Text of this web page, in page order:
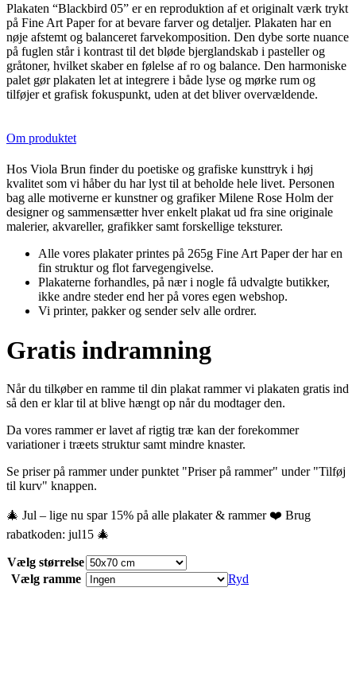
Plakaten “Blackbird 05” er en reproduktion af et originalt værk trykt
på Fine Art Paper for at bevare farver og detaljer. Plakaten har en
nøje afstemt og balanceret farvekomposition. Den dybe sorte nuance
på fuglen står i kontrast til det bløde bjerglandskab i pasteller og
gråtoner, hvilket skaber en følelse af ro og balance. Den harmoniske
palet gør plakaten let at integrere i både lyse og mørke rum og
tilføjer et grafisk fokuspunkt, uden at det bliver overvældende.
Om produktet
Hos Viola Brun finder du poetiske og grafiske kunsttryk i høj
kvalitet som vi håber du har lyst til at beholde hele livet. Personen
bag alle motiverne er kunstner og grafiker Milene Rose Holm der
designer og sammensætter hver enkelt plakat ud fra sine originale
malerier, akvareller, grafikker samt forskellige teksturer.
Alle vores plakater printes på 265g Fine Art Paper der har en
fin struktur og flot farvegengivelse.
Plakaterne forhandles, på nær i nogle få udvalgte butikker,
ikke andre steder end her på vores egen webshop.
Vi printer, pakker og sender selv alle ordrer.
Gratis indramning
Når du tilkøber en ramme til din plakat rammer vi plakaten gratis ind
så den er klar til at blive hængt op når du modtager den.
Da vores rammer er lavet af rigtig træ kan der forekommer
variationer i træets struktur samt mindre knaster.
Se priser på rammer under punktet "Priser på rammer" under "Tilføj
til kurv" knappen.
🎄 Jul – lige nu spar 15% på alle plakater & rammer ❤️ Brug
rabatkoden: jul15 🎄
Vælg størrelse
Vælg ramme
Ryd